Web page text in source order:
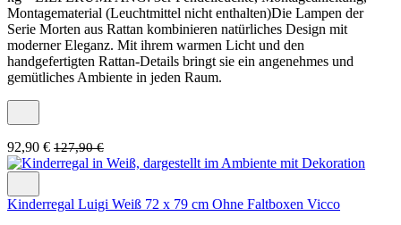
Montagematerial (Leuchtmittel nicht enthalten)Die Lampen der
Serie Morten aus Rattan kombinieren natürliches Design mit
moderner Eleganz. Mit ihrem warmen Licht und den
handgefertigten Rattan-Details bringt sie ein angenehmes und
gemütliches Ambiente in jeden Raum.
92,90 € 127,90 €
Kinderregal Luigi Weiß 72 x 79 cm Ohne Faltboxen Vicco